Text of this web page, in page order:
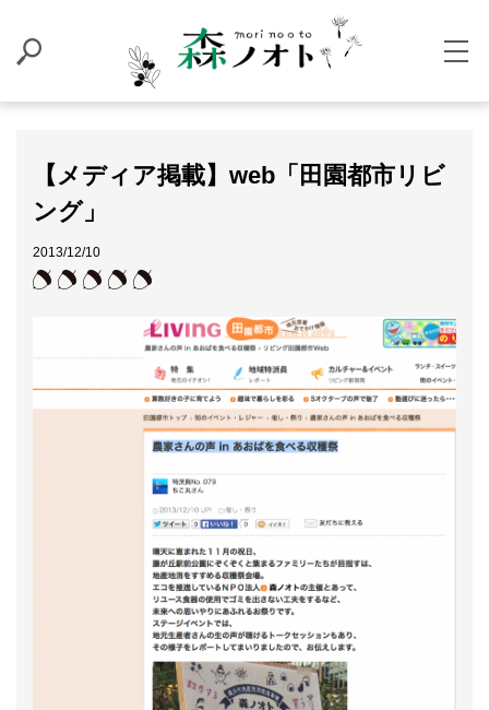
【メディア掲載】web「田園都市リビ
ング」
2013/12/10